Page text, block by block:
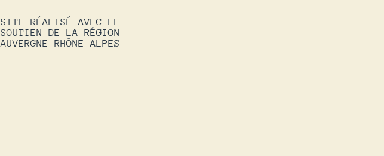
SITE RÉALISÉ AVEC LE
SOUTIEN DE LA RÉGION
AUVERGNE-RHÔNE-ALPES